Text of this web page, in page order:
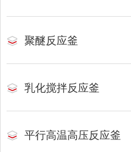
聚醚反应釜
乳化搅拌反应釜
平行高温高压反应釜